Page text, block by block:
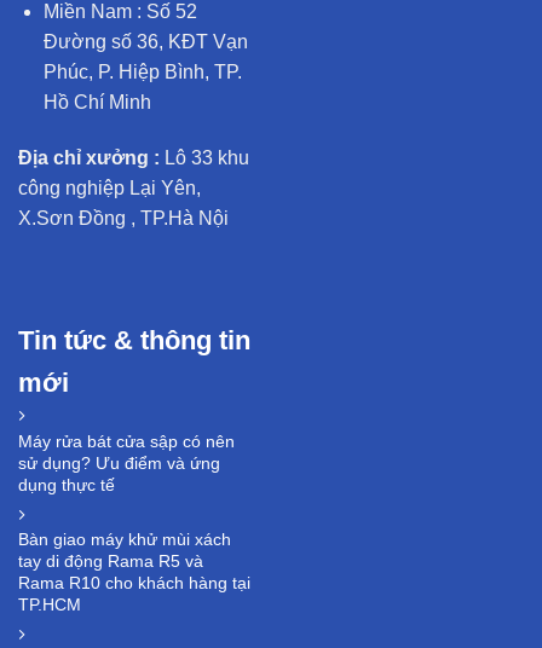
Miền Nam : Số 52
Đường số 36, KĐT Vạn
Phúc, P. Hiệp Bình, TP.
Hồ Chí Minh
Địa chỉ xưởng : Lô 33 khu
công nghiệp Lại Yên,
X.Sơn Đồng , TP.Hà Nội
Tin tức & thông tin
mới
Máy rửa bát cửa sập có nên
sử dụng? Ưu điểm và ứng
dụng thực tế
Bàn giao máy khử mùi xách
tay di động Rama R5 và
Rama R10 cho khách hàng tại
TP.HCM